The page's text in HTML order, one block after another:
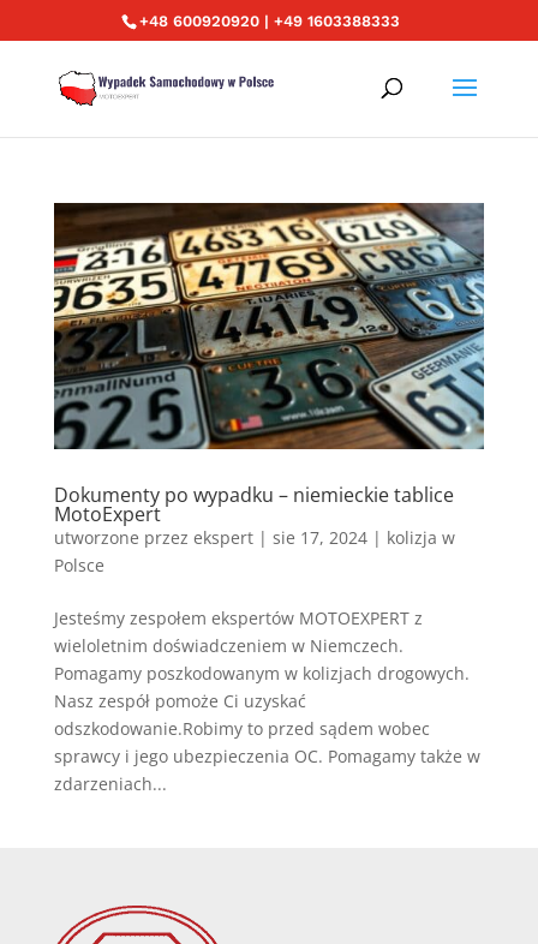
+48 600920920 | +49 1603388333
Dokumenty po wypadku – niemieckie tablice
MotoExpert
utworzone przez ekspert| sie 17, 2024| kolizja w
Polsce
Jesteśmy zespołem ekspertów MOTOEXPERT z
wieloletnim doświadczeniem w Niemczech.
Pomagamy poszkodowanym w kolizjach drogowych.
Nasz zespół pomoże Ci uzyskać
odszkodowanie.Robimy to przed sądem wobec
sprawcy i jego ubezpieczenia OC. Pomagamy także w
zdarzeniach...